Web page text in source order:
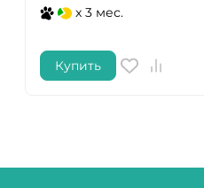
x 3 мес.
Купить